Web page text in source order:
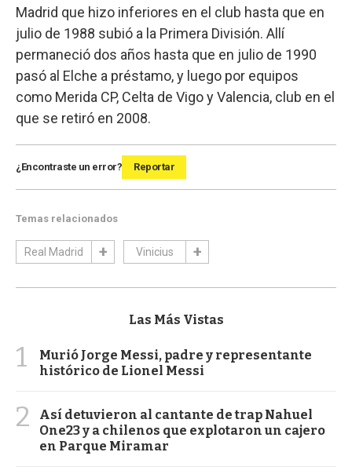
Madrid que hizo inferiores en el club hasta que en
julio de 1988 subió a la Primera División. Allí
permaneció dos años hasta que en julio de 1990
pasó al Elche a préstamo, y luego por equipos
como Merida CP, Celta de Vigo y Valencia, club en el
que se retiró en 2008.
¿Encontraste un error? Reportar
Temas relacionados
Real Madrid Vinicius
Las Más Vistas
1
Murió Jorge Messi, padre y representante
histórico de Lionel Messi
2
Así detuvieron al cantante de trap Nahuel
One23 y a chilenos que explotaron un cajero
en Parque Miramar